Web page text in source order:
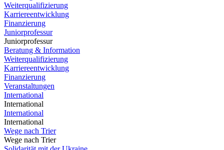
Weiterqualifizierung
Karriereentwicklung
Finanzierung
Juniorprofessur
Juniorprofessur
Beratung & Information
Weiterqualifizierung
Karriereentwicklung
Finanzierung
Veranstaltungen
International
International
International
International
Wege nach Trier
Wege nach Trier